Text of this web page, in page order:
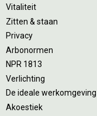
Vitaliteit
Zitten & staan
Privacy
Arbonormen
NPR 1813
Verlichting
De ideale werkomgeving
Akoestiek